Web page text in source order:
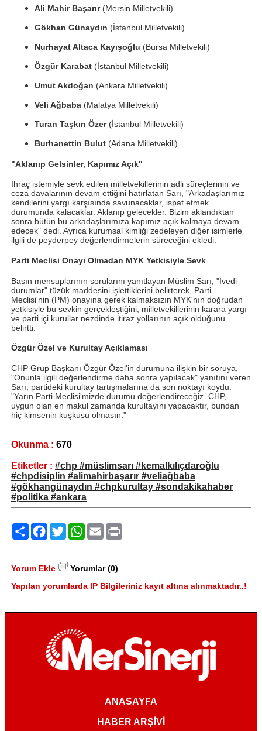
Ali Mahir Başarır(Mersin Milletvekili)
Gökhan Günaydın (İstanbul Milletvekili)
Nurhayat Altaca Kayışoğlu (Bursa Milletvekili)
Özgür Karabat (İstanbul Milletvekili)
Umut Akdoğan (Ankara Milletvekili)
Veli Ağbaba (Malatya Milletvekili)
Turan Taşkın Özer(İstanbul Milletvekili)
Burhanettin Bulut (Adana Milletvekili)
"Aklanıp Gelsinler, Kapımız Açık"
İhraç istemiyle sevk edilen milletvekillerinin adli süreçlerinin ve
ceza davalarının devam ettiğini hatırlatan Sarı, "Arkadaşlarımız
kendilerini yargı karşısında savunacaklar, ispat etmek
durumunda kalacaklar. Aklanıp gelecekler. Bizim aklandıktan
sonra bütün bu arkadaşlarımıza kapımız açık kalmaya devam
edecek" dedi. Ayrıca kurumsal kimliği zedeleyen diğer isimlerle
ilgili de peyderpey değerlendirmelerin süreceğini ekledi.
Parti Meclisi Onayı Olmadan MYK Yetkisiyle Sevk
Basın mensuplarının sorularını yanıtlayan Müslim Sarı, "İvedi
durumlar" tüzük maddesini işlettiklerini belirterek, Parti
Meclisi'nin (PM) onayına gerek kalmaksızın MYK'nın doğrudan
yetkisiyle bu sevkin gerçekleştiğini, milletvekillerinin karara yargı
ve parti içi kurullar nezdinde itiraz yollarının açık olduğunu
belirtti.
Özgür Özel ve Kurultay Açıklaması
CHP Grup Başkanı Özgür Özel’in durumuna ilişkin bir soruya,
"Onunla ilgili değerlendirme daha sonra yapılacak" yanıtını veren
Sarı, partideki kurultay tartışmalarına da son noktayı koydu:
"Yarın Parti Meclisi'mizde durumu değerlendireceğiz. CHP,
uygun olan en makul zamanda kurultayını yapacaktır, bundan
hiç kimsenin kuşkusu olmasın."
Okunma : 670
Etiketler : #chp #müslimsarı #kemalkılıçdaroğlu
#chpdisiplin #alimahirbaşarır #veliağbaba
#gökhangünaydın #chpkurultay #sondakikahaber
#politika #ankara
PaylaşFacebook
TwitterWhatsApp
Email
Yorum Ekle
Yorumlar (0)
Yapılan yorumlarda IP Bilgileriniz kayıt altına alınmaktadır..!
ANASAYFA
HABER ARŞİVİ